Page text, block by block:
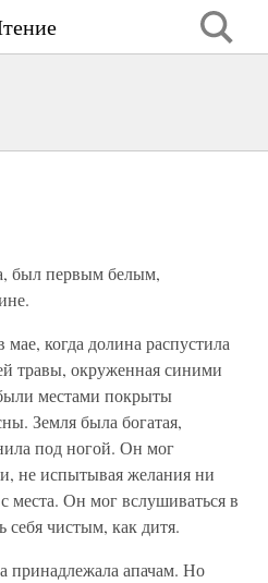
был первым белым,
когда долина распустила
травы, окруженная синими
местами покрыты
Земля была богатая,
под ногой. Он мог
не испытывая желания ни
места. Он мог вслушиваться в
чистым, как дитя.
принадлежала апачам. Но